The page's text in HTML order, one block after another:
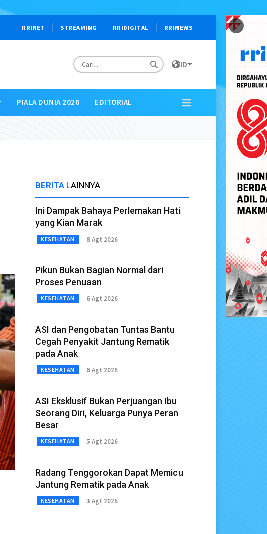
×
RRINET STREAMING RRIDIGITAL RRINEWS
ID
PIALA DUNIA 2026 EDITORIAL
BERITA LAINNYA
Ini Dampak Bahaya Perlemakan Hati
yang Kian Marak
KESEHATAN 8 Agt 2026
Pikun Bukan Bagian Normal dari
Proses Penuaan
KESEHATAN 6 Agt 2026
ASI dan Pengobatan Tuntas Bantu
Cegah Penyakit Jantung Rematik
pada Anak
KESEHATAN 6 Agt 2026
ASI Eksklusif Bukan Perjuangan Ibu
Seorang Diri, Keluarga Punya Peran
Besar
KESEHATAN 5 Agt 2026
Radang Tenggorokan Dapat Memicu
Jantung Rematik pada Anak
KESEHATAN 3 Agt 2026